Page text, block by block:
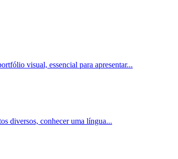
visual, essencial para apresentar...
diversos, conhecer uma língua...